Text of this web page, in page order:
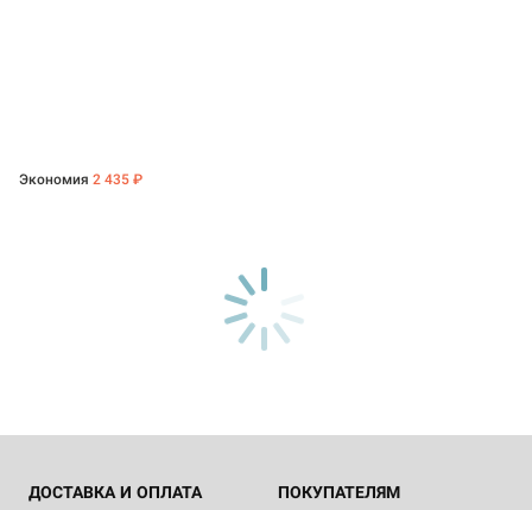
Экономия 2 435 ₽
ДОСТАВКА И ОПЛАТА ПОКУПАТЕЛЯМ